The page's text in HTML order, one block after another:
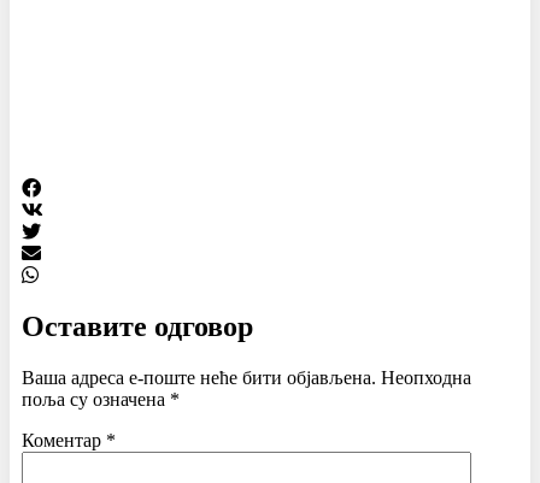
Оставите одговор
Ваша адреса е-поште неће бити објављена. Неопходна
поља су означена *
Коментар *